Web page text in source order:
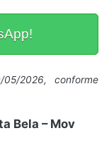
2026, conforme
Bela – Mov